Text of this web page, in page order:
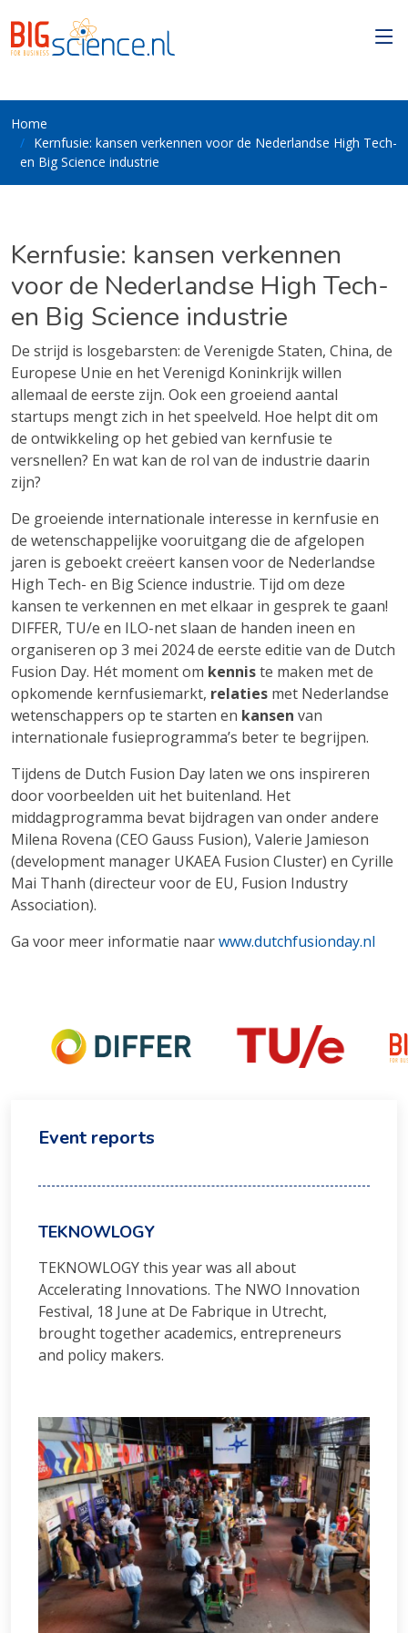
Home
Kernfusie: kansen verkennen voor de Nederlandse High Tech-
en Big Science industrie
Kernfusie: kansen verkennen
voor de Nederlandse High Tech-
en Big Science industrie
De strijd is losgebarsten: de Verenigde Staten, China, de
Europese Unie en het Verenigd Koninkrijk willen
allemaal de eerste zijn. Ook een groeiend aantal
startups mengt zich in het speelveld. Hoe helpt dit om
de ontwikkeling op het gebied van kernfusie te
versnellen? En wat kan de rol van de industrie daarin
zijn?
De groeiende internationale interesse in kernfusie en
de wetenschappelijke vooruitgang die de afgelopen
jaren is geboekt creëert kansen voor de Nederlandse
High Tech- en Big Science industrie. Tijd om deze
kansen te verkennen en met elkaar in gesprek te gaan!
DIFFER, TU/e en ILO-net slaan de handen ineen en
organiseren op 3 mei 2024 de eerste editie van de Dutch
Fusion Day. Hét moment om kenniste maken met de
opkomende kernfusiemarkt, relaties met Nederlandse
wetenschappers op te starten en kansen van
internationale fusieprogramma’s beter te begrijpen.
Tijdens de Dutch Fusion Day laten we ons inspireren
door voorbeelden uit het buitenland. Het
middagprogramma bevat bijdragen van onder andere
Milena Rovena (CEO Gauss Fusion), Valerie Jamieson
(development manager UKAEA Fusion Cluster) en Cyrille
Mai Thanh (directeur voor de EU, Fusion Industry
Association).
Ga voor meer informatie naarwww.dutchfusionday.nl
Event reports
TEKNOWLOGY
TEKNOWLOGY this year was all about
Accelerating Innovations. The NWO Innovation
Festival, 18 June at De Fabrique in Utrecht,
brought together academics, entrepreneurs
and policy makers.